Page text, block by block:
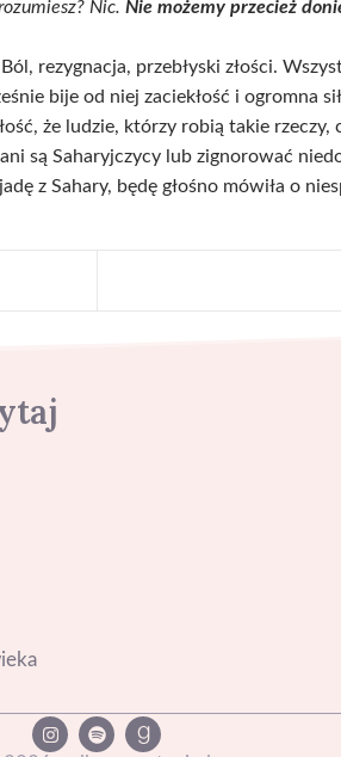
Nic. Nie możemy przecież
rezygnacja, przebłyski złości.
bije od niej zaciekłość i ogromna
że ludzie, którzy robią takie rzeczy,
są Saharyjczycy lub zignorować
z Sahary, będę głośno mówiła o